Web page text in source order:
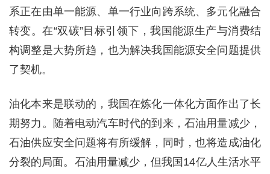
系正在由单一能源、单一行业向跨系统、多元化融合
转变。在“双碳”目标引领下，我国能源生产与消费结
构调整是大势所趋，也为解决我国能源安全问题提供
了契机。
油化本来是联动的，我国在炼化一体化方面作出了长
期努力。随着电动汽车时代的到来，石油用量减少，
石油供应安全问题将有所缓解，同时，也将造成油化
分裂的局面。石油用量减少，但我国14亿人生活水平